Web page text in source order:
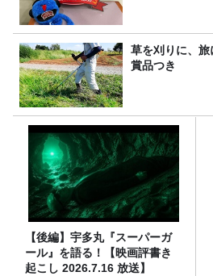
草を刈りに、
賞品つき
【後編】宇多丸『スーパーガ
ール』を語る！【映画評書き
起こし 2026.7.16 放送】